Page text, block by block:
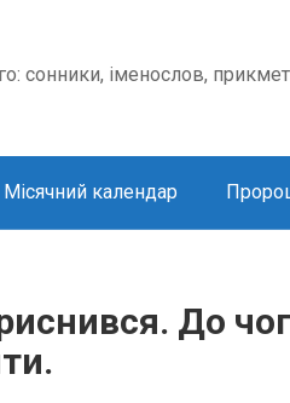
сонники, іменослов,
Місячний календар
До